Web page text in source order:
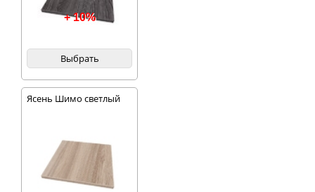
+ 10%
Выбрать
Ясень Шимо светлый